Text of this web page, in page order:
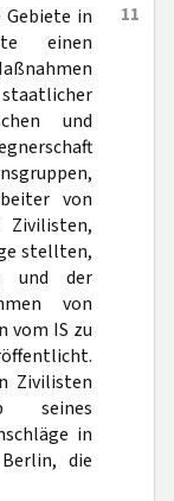
11
in
einen
und
von
Zivilisten,
stellten,
und der
von
vom IS zu
Zivilisten
seines
in
die